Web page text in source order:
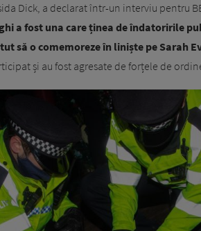
Dick, a declarat într-un interviu pentru
a fost una care ținea de îndatoririle
să o comemoreze în liniște pe Sarah
și au fost agresate de forțele de